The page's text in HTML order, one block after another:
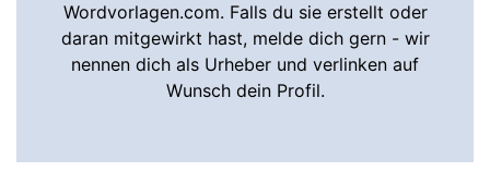
Wordvorlagen.com. Falls du sie erstellt oder
daran mitgewirkt hast, melde dich gern - wir
nennen dich als Urheber und verlinken auf
Wunsch dein Profil.